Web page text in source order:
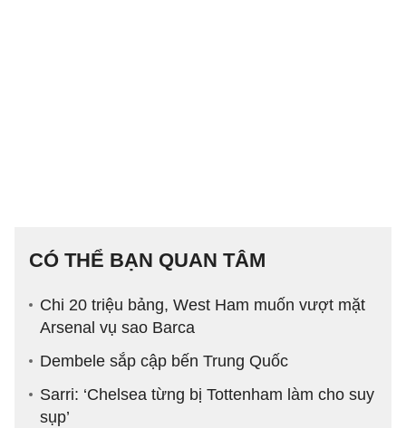
CÓ THỂ BẠN QUAN TÂM
Chi 20 triệu bảng, West Ham muốn vượt mặt
Arsenal vụ sao Barca
Dembele sắp cập bến Trung Quốc
Sarri: ‘Chelsea từng bị Tottenham làm cho suy
sụp’